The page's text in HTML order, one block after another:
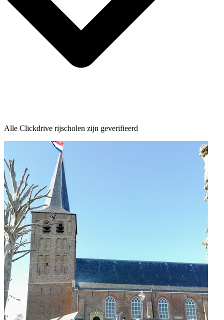
Alle Clickdrive rijscholen zijn geverifieerd